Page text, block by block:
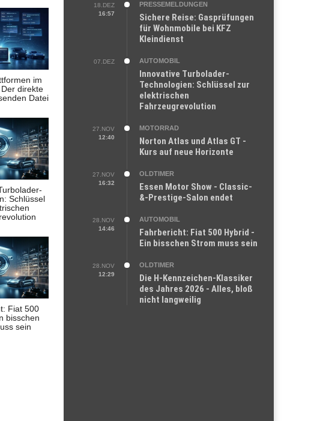
im
direkte
Datei
Schlüssel
Fiat 500
bisschen
sein
18.DEZ
16:57
PRESSEMELDUNGEN
Sichere Reise: Gasprüfungen
für Wohnmobile bei KFZ
Kleindienst
07.DEZ AUTOMOBIL
Innovative Turbolader-
Technologien: Schlüssel zur
elektrischen
Fahrzeugrevolution
27.NOV
12:40
MOTORRAD
Norton Atlas und Atlas GT -
Kurs auf neue Horizonte
27.NOV
16:32
OLDTIMER
Essen Motor Show - Classic-
&-Prestige-Salon endet
28.NOV
14:46
AUTOMOBIL
Fahrbericht: Fiat 500 Hybrid -
Ein bisschen Strom muss sein
28.NOV
12:29
OLDTIMER
Die H-Kennzeichen-Klassiker
des Jahres 2026 - Alles, bloß
nicht langweilig